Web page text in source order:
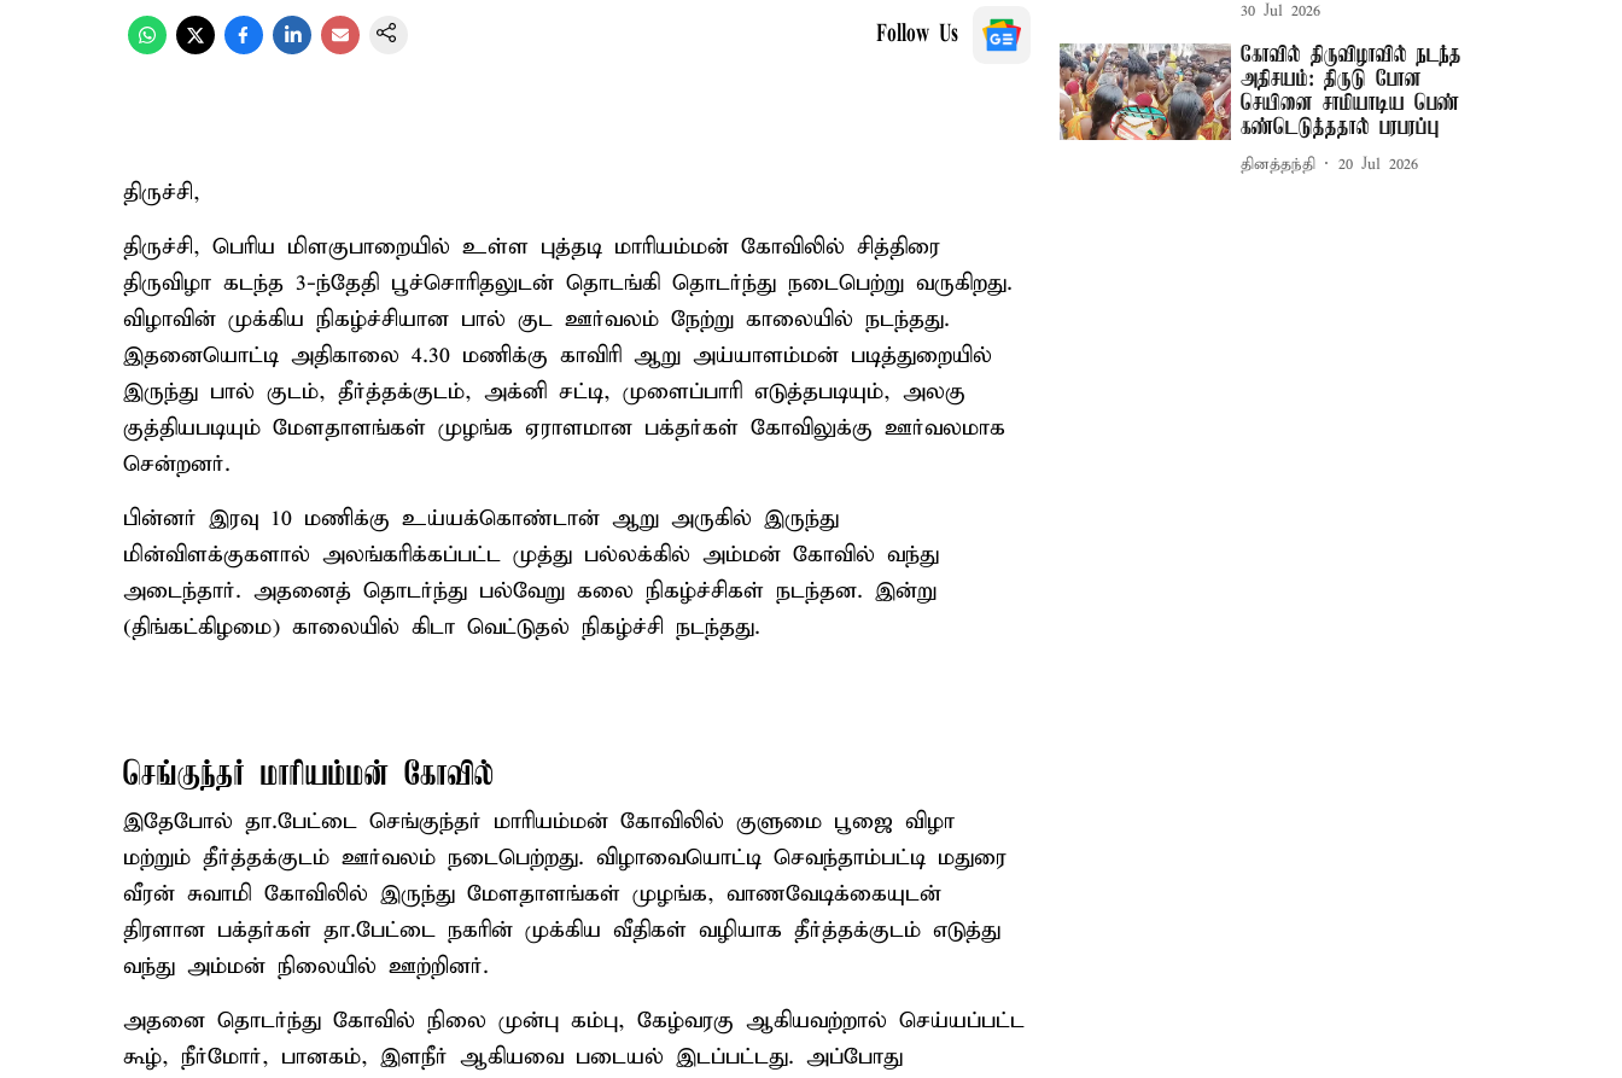
Follow Us
திருச்சி,
திருச்சி, பெரிய மிளகுபாறையில் உள்ள புத்தடி மாரியம்மன் கோவிலில் சித்திரை
திருவிழா கடந்த 3-ந்தேதி பூச்சொரிதலுடன் தொடங்கி தொடர்ந்து நடைபெற்று வருகிறது.
விழாவின் முக்கிய நிகழ்ச்சியான பால் குட ஊர்வலம் நேற்று காலையில் நடந்தது.
இதனையொட்டி அதிகாலை 4.30 மணிக்கு காவிரி ஆறு அய்யாளம்மன் படித்துறையில்
இருந்து பால் குடம், தீர்த்தக்குடம், அக்னி சட்டி, முளைப்பாரி எடுத்தபடியும், அலகு
குத்தியபடியும் மேளதாளங்கள் முழங்க ஏராளமான பக்தர்கள் கோவிலுக்கு ஊர்வலமாக
சென்றனர்.
பின்னர் இரவு 10 மணிக்கு உய்யக்கொண்டான் ஆறு அருகில் இருந்து
மின்விளக்குகளால் அலங்கரிக்கப்பட்ட முத்து பல்லக்கில் அம்மன் கோவில் வந்து
அடைந்தார். அதனைத் தொடர்ந்து பல்வேறு கலை நிகழ்ச்சிகள் நடந்தன. இன்று
(திங்கட்கிழமை) காலையில் கிடா வெட்டுதல் நிகழ்ச்சி நடந்தது.
செங்குந்தர் மாரியம்மன் கோவில்
இதேபோல் தா.பேட்டை செங்குந்தர் மாரியம்மன் கோவிலில் குளுமை பூஜை விழா
மற்றும் தீர்த்தக்குடம் ஊர்வலம் நடைபெற்றது. விழாவையொட்டி செவந்தாம்பட்டி மதுரை
வீரன் சுவாமி கோவிலில் இருந்து மேளதாளங்கள் முழங்க, வாணவேடிக்கையுடன்
திரளான பக்தர்கள் தா.பேட்டை நகரின் முக்கிய வீதிகள் வழியாக தீர்த்தக்குடம் எடுத்து
வந்து அம்மன் நிலையில் ஊற்றினர்.
அதனை தொடர்ந்து கோவில் நிலை முன்பு கம்பு, கேழ்வரகு ஆகியவற்றால் செய்யப்பட்ட
கூழ், நீர்மோர், பானகம், இளநீர் ஆகியவை படையல் இடப்பட்டது. அப்போது
30 Jul 2026
கோவில் திருவிழாவில் நடந்த
அதிசயம்: திருடு போன
செயினை சாமியாடிய பெண்
கண்டெடுத்ததால் பரபரப்பு
தினத்தந்தி 20 Jul 2026